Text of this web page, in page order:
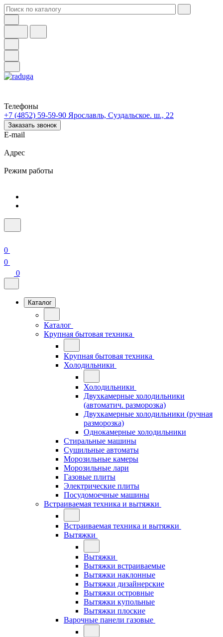
Телефоны
+7 (4852) 59-59-90 Ярославль, Суздальское. ш., 22
Заказать звонок
E-mail
Адрес
Режим работы
0
0
0
Каталог
Каталог
Крупная бытовая техника
Крупная бытовая техника
Холодильники
Холодильники
Двухкамерные холодильники
(автоматич. разморозка)
Двухкамерные холодильники (ручная
разморозка)
Однокамерные холодильники
Стиральные машины
Сушильные автоматы
Морозильные камеры
Морозильные лари
Газовые плиты
Электрические плиты
Посудомоечные машины
Встраиваемая техника и вытяжки
Встраиваемая техника и вытяжки
Вытяжки
Вытяжки
Вытяжки встраиваемые
Вытяжки наклонные
Вытяжки дизайнерские
Вытяжки островные
Вытяжки купольные
Вытяжки плоские
Варочные панели газовые